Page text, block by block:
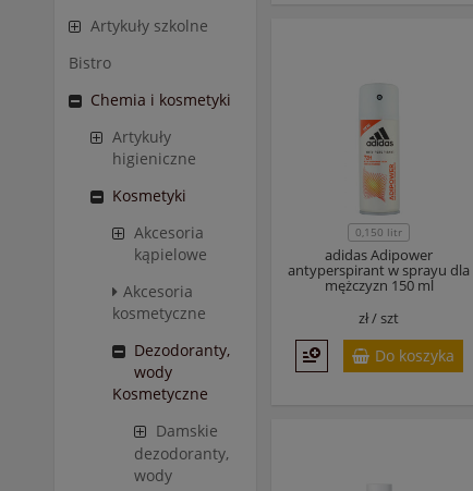
Artykuły szkolne
Bistro
Chemia i kosmetyki
Artykuły
higieniczne
Kosmetyki
Akcesoria
kąpielowe
Akcesoria
kosmetyczne
Dezodoranty,
wody
Kosmetyczne
Damskie
dezodoranty,
wody
0,150 litr
adidas Adipower
antyperspirant w sprayu dla
mężczyzn 150 ml
zł /szt
Do koszyka